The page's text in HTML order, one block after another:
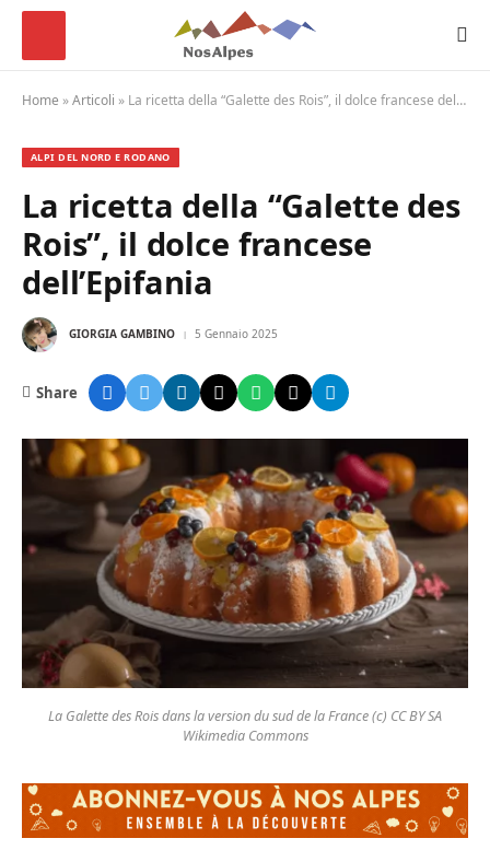
Home »Articoli » La ricetta della “Galette des Rois”, il dolce francese dell’Epifania
ALPI DEL NORD E RODANO
La ricetta della “Galette des
Rois”, il dolce francese
dell’Epifania
GIORGIA GAMBINO 5 Gennaio 2025
Share
La Galette des Rois dans la version du sud de la France (c) CC BY SA
Wikimedia Commons